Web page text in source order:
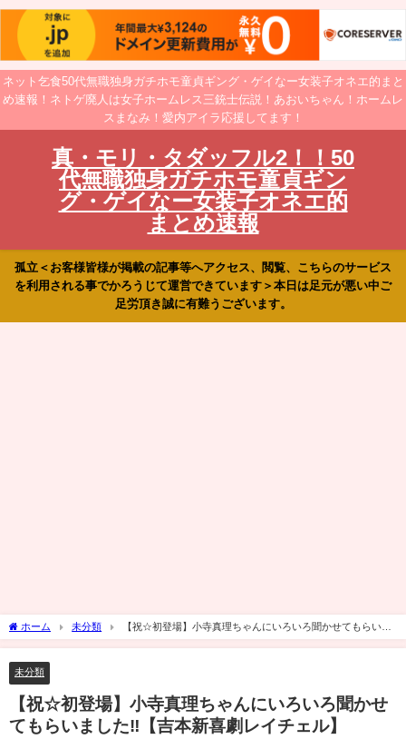
ネット乞食50代無職独身ガチホモ童貞ギング・ゲイなー女装子オネエ的まと
め速報！ネトゲ廃人は女子ホームレス三銃士伝説！あおいちゃん！ホームレ
スまなみ！愛内アイラ応援してます！
真・モリ・タダッフル2！！50
代無職独身ガチホモ童貞ギン
グ・ゲイなー女装子オネエ的
まとめ速報
孤立＜お客様皆様が掲載の記事等へアクセス、閲覧、こちらのサービス
を利用される事でかろうじて運営できています＞本日は足元が悪い中ご
足労頂き誠に有難うございます。
ホーム 未分類
【祝☆初登場】小寺真理ちゃんにいろいろ聞かせてもらいま
した‼︎【吉本新喜劇レイチェル】
未分類
【祝☆初登場】小寺真理ちゃんにいろいろ聞かせ
てもらいました‼︎【吉本新喜劇レイチェル】